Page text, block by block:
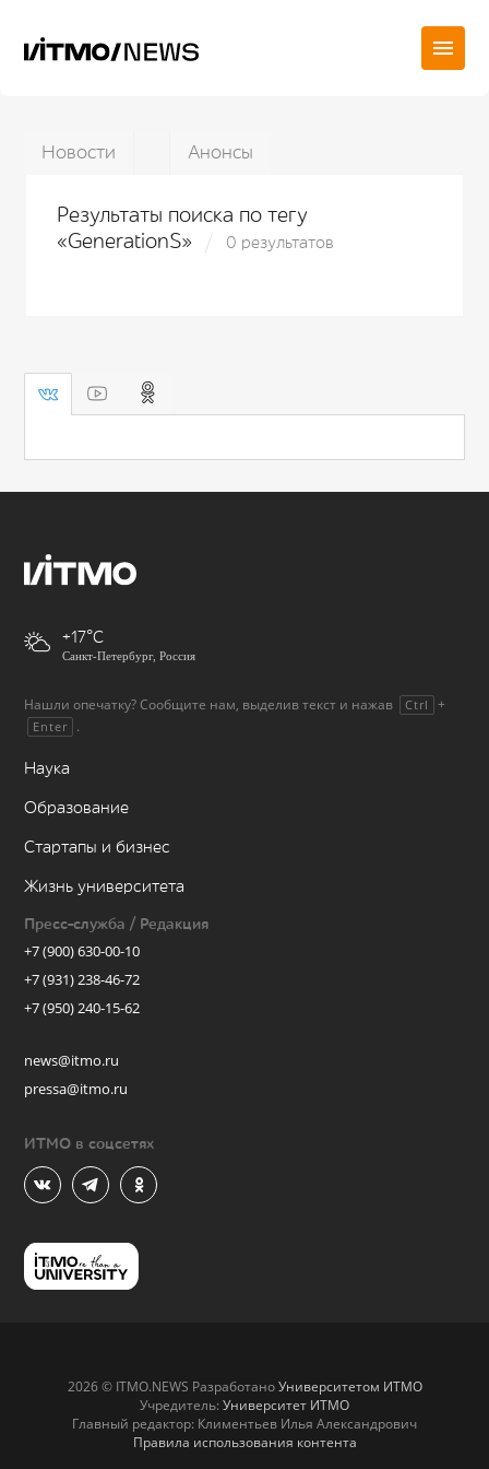
Новости Анонсы
Результаты поиска по тегу
«GenerationS»
0 результатов
+17
Санкт-Петербург, Россия
Нашли опечатку? Сообщите нам, выделив текст и нажав Ctrl +
Enter .
Наука
Образование
Стартапы и бизнес
Жизнь университета
Пресс-служба / Редакция
+7 (900) 630-00-10
+7 (931) 238-46-72
+7 (950) 240-15-62
news@itmo.ru
pressa@itmo.ru
ИТМО в соцсетях
2026 © ITMO.NEWS РазработаноУниверситетом ИТМО
Учредитель: Университет ИТМО
Главный редактор: Климентьев Илья Александрович
Правила использования контента